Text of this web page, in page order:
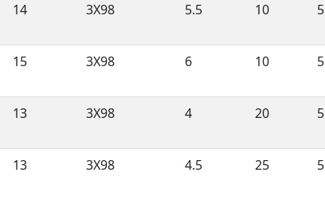
14 3X98 5.5 10
15 3X98 6 10
13 3X98 4 20
13 3X98 4.5 25